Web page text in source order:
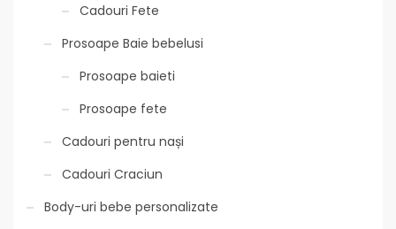
Cadouri Fete
Prosoape Baie bebelusi
Prosoape baieti
Prosoape fete
Cadouri pentru nași
Cadouri Craciun
Body-uri bebe personalizate